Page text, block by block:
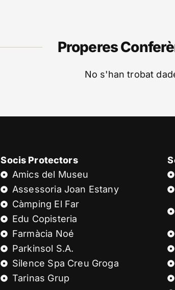
Properes
No s'han trobat
Socis Protectors
Amics del Museu
Assessoria Joan Estany
Càmping El Far
Edu Copisteria
Farmàcia Noé
Parkinsol S.A.
Silence Spa Creu Groga
Tarinas Grup